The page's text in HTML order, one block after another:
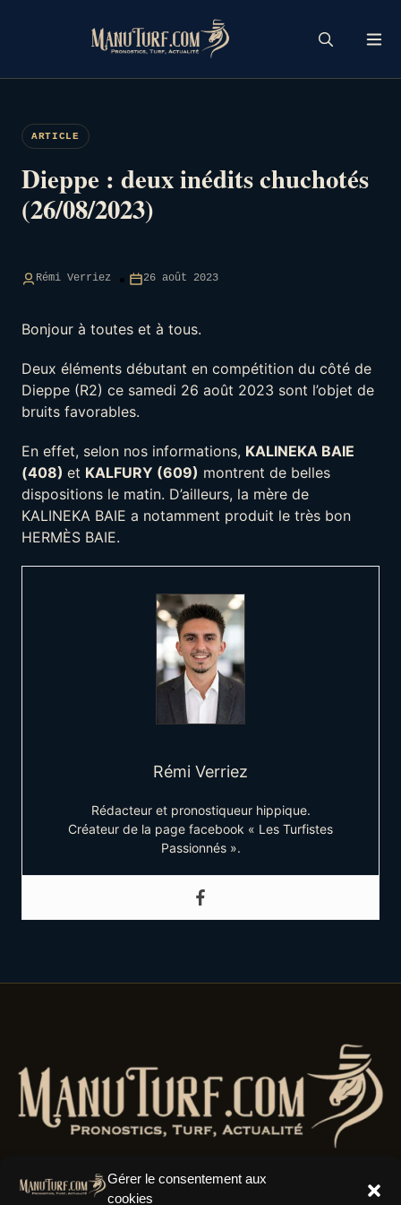
Gérer le consentement aux
cookies
ARTICLE
Dieppe : deux inédits chuchotés
(26/08/2023)
Rémi Verriez 26 août 2023
Bonjour à toutes et à tous.
Deux éléments débutant en compétition du côté de
Dieppe (R2) ce samedi 26 août 2023 sont l’objet de
bruits favorables.
En effet, selon nos informations, KALINEKA BAIE
(408) et KALFURY (609) montrent de belles
dispositions le matin. D’ailleurs, la mère de
KALINEKA BAIE a notamment produit le très bon
HERMÈS BAIE.
Rémi Verriez
Rédacteur et pronostiqueur hippique.
Créateur de la page facebook « Les Turfistes
Passionnés ».